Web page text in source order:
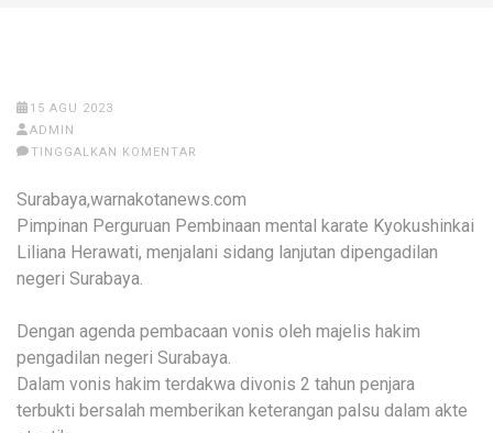
15 AGU 2023
ADMIN
TINGGALKAN KOMENTAR
Surabaya,warnakotanews.com
Pimpinan Perguruan Pembinaan mental karate Kyokushinkai
Liliana Herawati, menjalani sidang lanjutan dipengadilan
negeri Surabaya.
Dengan agenda pembacaan vonis oleh majelis hakim
pengadilan negeri Surabaya.
Dalam vonis hakim terdakwa divonis 2 tahun penjara
terbukti bersalah memberikan keterangan palsu dalam akte